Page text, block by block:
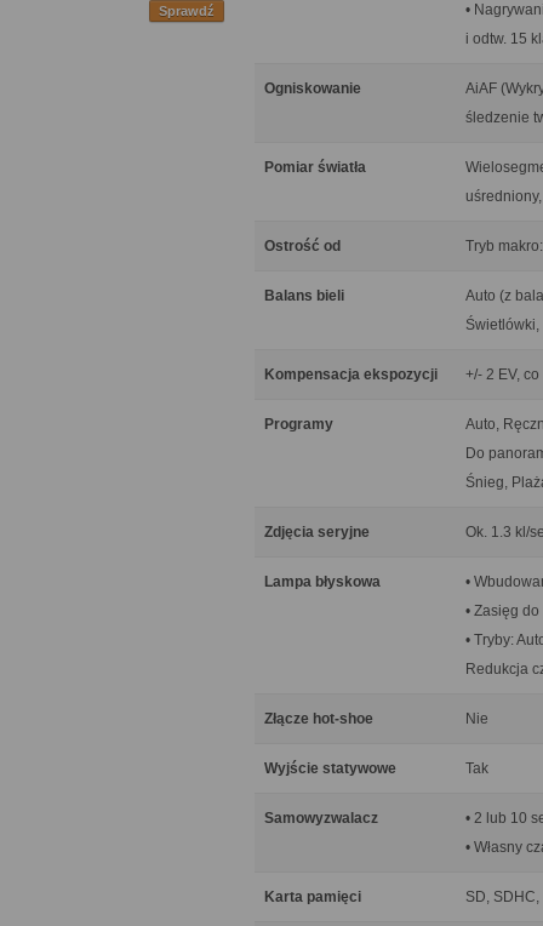
Sprawdź
•
i odtw. 15
Ogniskowanie
AiAF
śledzenie
Pomiar światła
Ostrość od Tryb
Balans bieli
Auto (z
Świetlówki,
Kompensacja ekspozycji +/- 2 EV,
Programy
Auto,
Do
Śnieg,
Zdjęcia seryjne Ok. 1.3 kl/
Lampa błyskowa
•
• Zasięg
• Tryby:
Redukcja
Złącze hot-shoe Nie
Wyjście statywowe Tak
Samowyzwalacz
• 2 lub 10
• Własny
Karta pamięci SD,